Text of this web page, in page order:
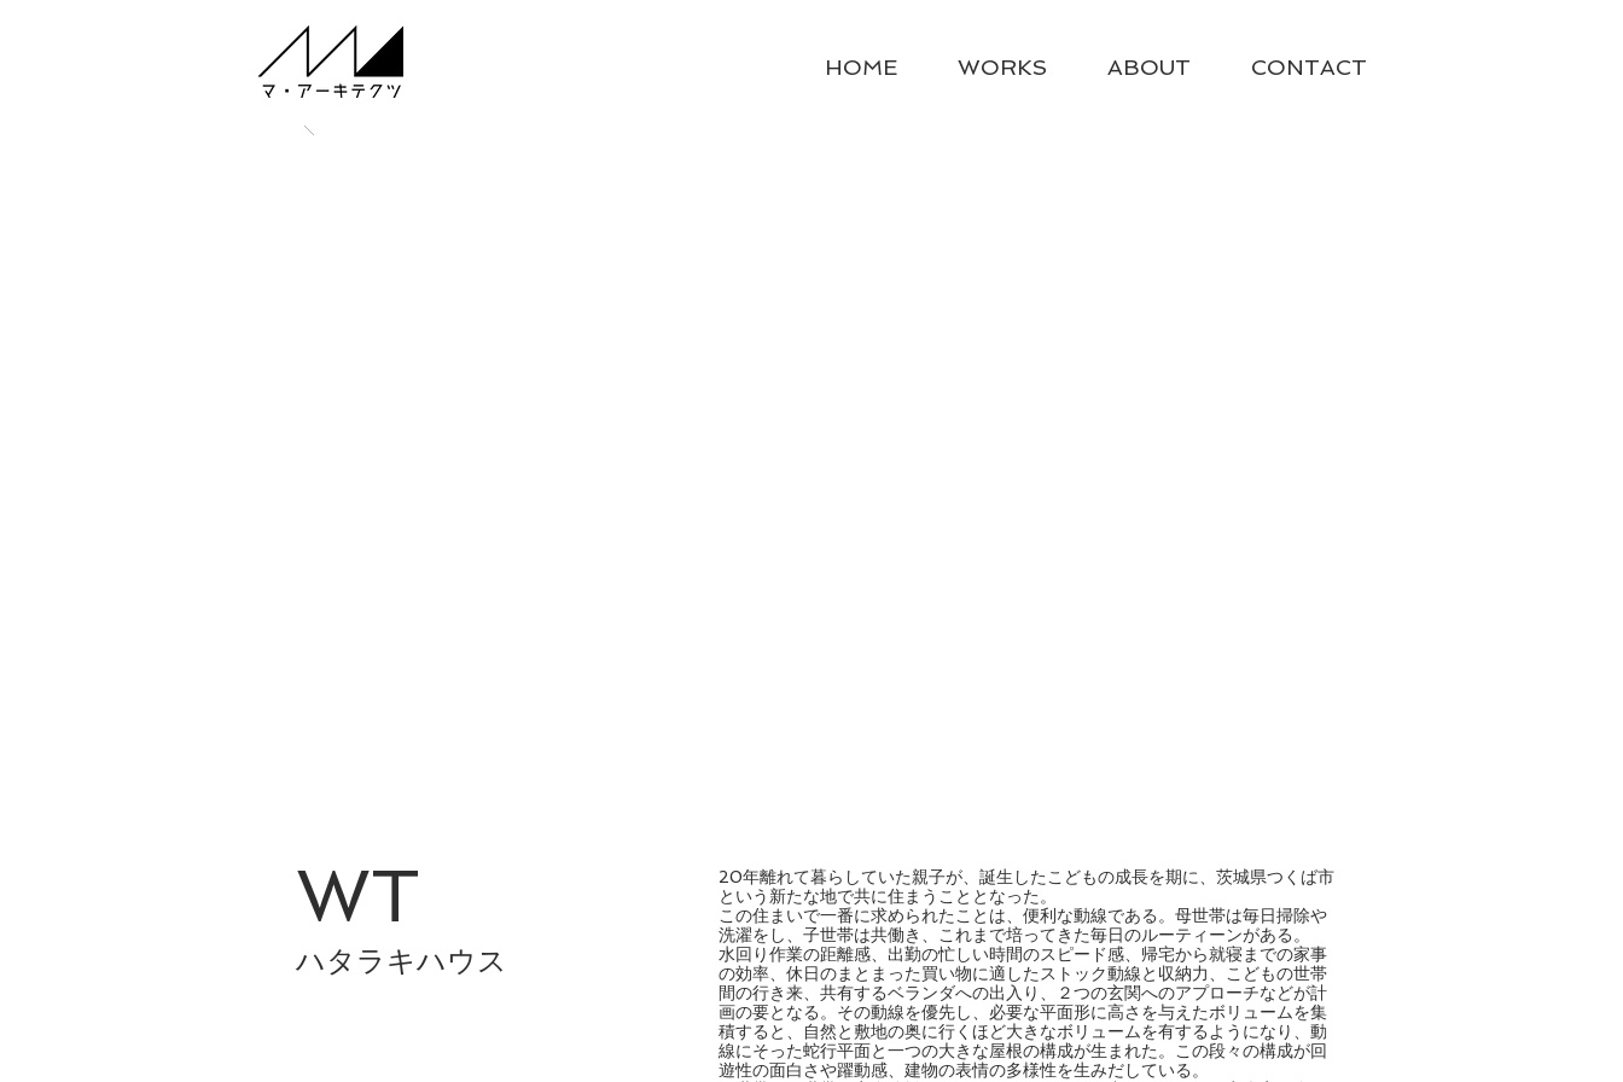
HOME WORKS ABOUT CONTACT
WT
ハタラキハウス
20年離れて暮らしていた親子が、誕生したこどもの成長を期に、茨城県つくば市
という新たな地で共に住まうこととなった。
この住まいで一番に求められたことは、便利な動線である。母世帯は毎日掃除や
洗濯をし、子世帯は共働き、これまで培ってきた毎日のルーティーンがある。
水回り作業の距離感、出勤の忙しい時間のスピード感、帰宅から就寝までの家事
の効率、休日のまとまった買い物に適したストック動線と収納力、こどもの世帯
間の行き来、共有するベランダへの出入り、２つの玄関へのアプローチなどが計
画の要となる。その動線を優先し、必要な平面形に高さを与えたボリュームを集
積すると、自然と敷地の奥に行くほど大きなボリュームを有するようになり、動
線にそった蛇行平面と一つの大きな屋根の構成が生まれた。この段々の構成が回
遊性の面白さや躍動感、建物の表情の多様性を生みだしている。